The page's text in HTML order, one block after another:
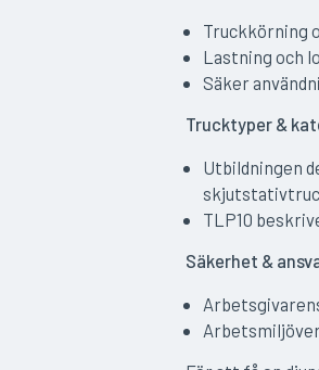
Truckkörning
Lastning och
Säker
Trucktyper &
Utbildningen
TLP10
Säkerhet &